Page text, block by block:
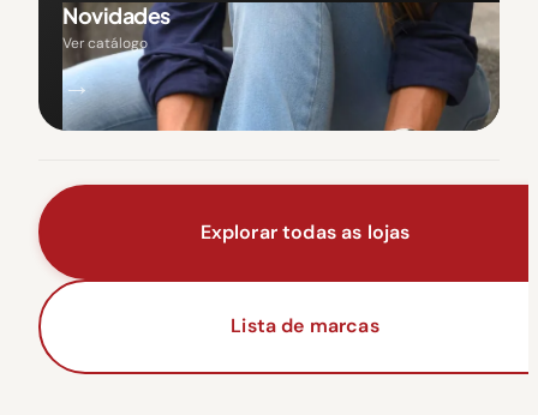
Novidades
Ver catálogo
→
Explorar todas as lojas
Lista de marcas